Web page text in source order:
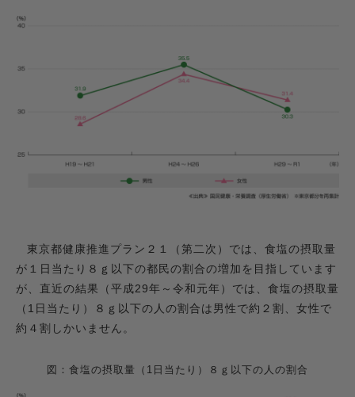
東京都健康推進プラン２１（第二次）では、食塩の摂取量
が１日当たり８ｇ以下の都民の割合の増加を目指しています
が、直近の結果（平成29年～令和元年）では、食塩の摂取量
（1日当たり）８ｇ以下の人の割合は男性で約２割、女性で
約４割しかいません。
図：食塩の摂取量（1日当たり）８ｇ以下の人の割合